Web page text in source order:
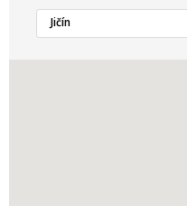
Jičín